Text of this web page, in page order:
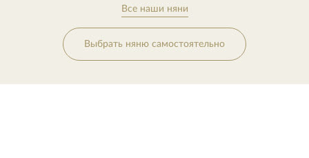
Все наши няни
Выбрать няню самостоятельно